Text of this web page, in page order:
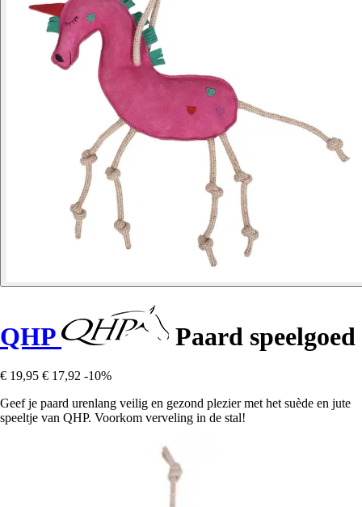
QHP Paard speelgoed
€ 19,95 € 17,92 -10%
Geef je paard urenlang veilig en gezond plezier met het suède en jute
speeltje van QHP. Voorkom verveling in de stal!